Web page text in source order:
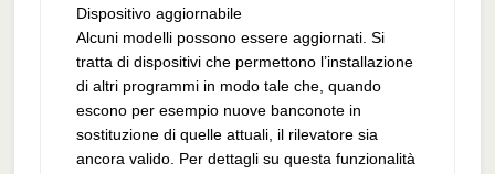
Dispositivo aggiornabile
Alcuni modelli possono essere aggiornati. Si
tratta di dispositivi che permettono l’installazione
di altri programmi in modo tale che, quando
escono per esempio nuove banconote in
sostituzione di quelle attuali, il rilevatore sia
ancora valido. Per dettagli su questa funzionalità